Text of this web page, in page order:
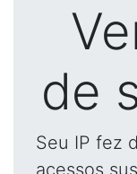
de
Seu IP fez
acessos